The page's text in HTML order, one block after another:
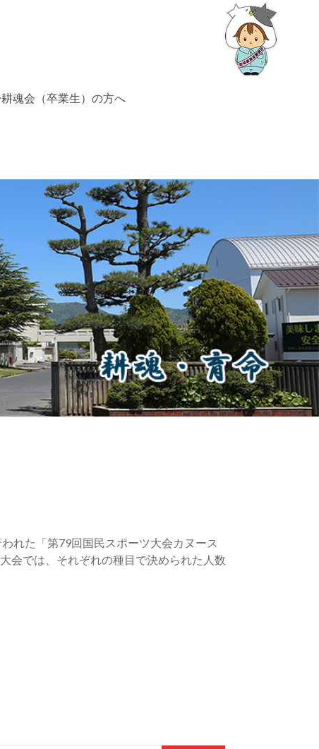
魂会（卒業生）の方へ
れた「第79回国民スポーツ大会カヌース
会では、それぞれの種目で決められた人数